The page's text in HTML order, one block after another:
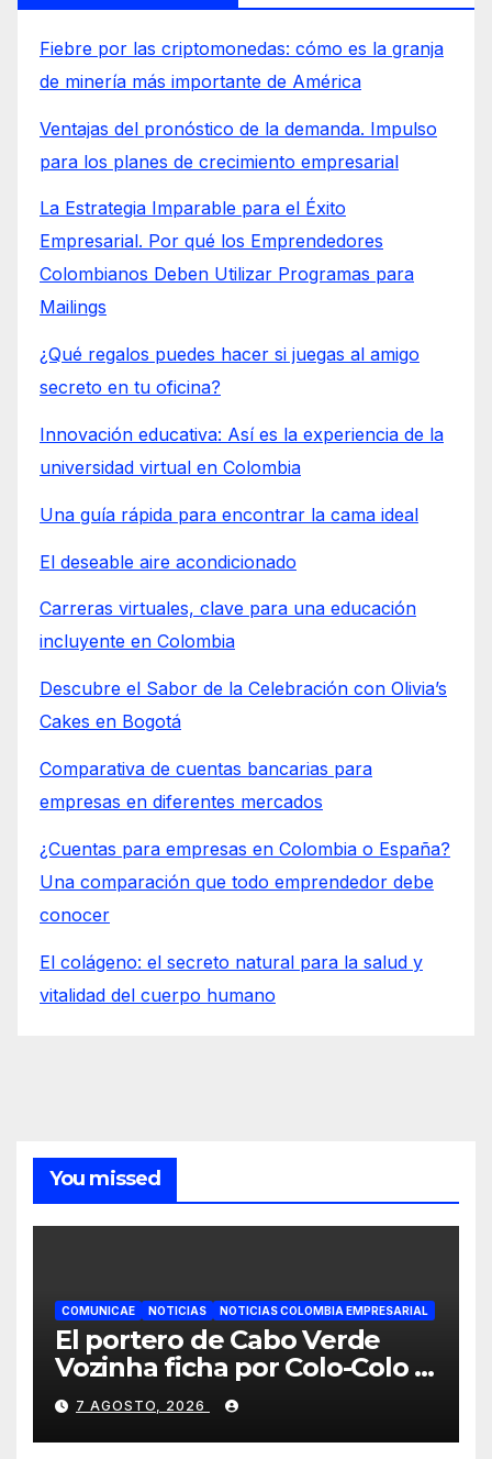
Fiebre por las criptomonedas: cómo es la granja
de minería más importante de América
Ventajas del pronóstico de la demanda. Impulso
para los planes de crecimiento empresarial
La Estrategia Imparable para el Éxito
Empresarial. Por qué los Emprendedores
Colombianos Deben Utilizar Programas para
Mailings
¿Qué regalos puedes hacer si juegas al amigo
secreto en tu oficina?
Innovación educativa: Así es la experiencia de la
universidad virtual en Colombia
Una guía rápida para encontrar la cama ideal
El deseable aire acondicionado
Carreras virtuales, clave para una educación
incluyente en Colombia
Descubre el Sabor de la Celebración con Olivia’s
Cakes en Bogotá
Comparativa de cuentas bancarias para
empresas en diferentes mercados
¿Cuentas para empresas en Colombia o España?
Una comparación que todo emprendedor debe
conocer
El colágeno: el secreto natural para la salud y
vitalidad del cuerpo humano
You missed
COMUNICAE NOTICIAS NOTICIAS COLOMBIA EMPRESARIAL
El portero de Cabo Verde
Vozinha ficha por Colo-Colo y
JETOUR respalda su nueva
etapa
7 AGOSTO, 2026